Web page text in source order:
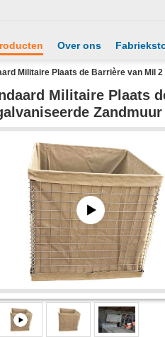
Over ons
Militaire Plaats de Barrière van Mil
Militaire Plaats
Zandmuur